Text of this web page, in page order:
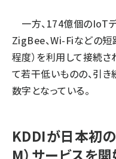
一方、174億個のIoT
ZigBee、Wi-Fiなどの短
程度）を利用して接続さ
て若干低いものの、引
数字となっている。
KDDIが日本初
M）サービスを